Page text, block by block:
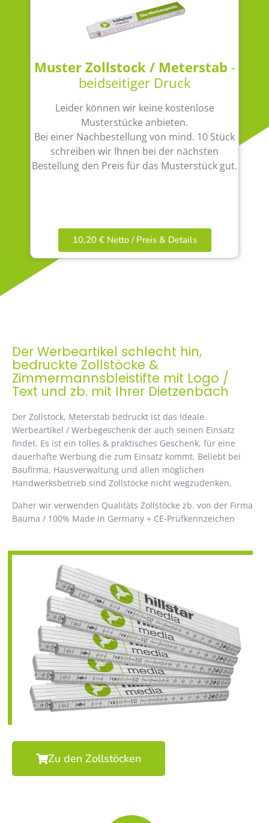
Muster Zollstock / Meterstab -
beidseitiger Druck
Leider können wir keine kostenlose
Musterstücke anbieten.
Bei einer Nachbestellung von mind. 10 Stück
schreiben wir Ihnen bei der nächsten
Bestellung den Preis für das Musterstück gut.
10,20 € Netto / Preis & Details
Der Werbeartikel schlecht hin,
bedruckte Zollstöcke &
Zimmermannsbleistifte mit Logo /
Text und zb. mit Ihrer Dietzenbach
Der Zollstock, Meterstab bedruckt ist das Ideale
Werbeartikel / Werbegeschenk der auch seinen Einsatz
findet. Es ist ein tolles & praktisches Geschenk, für eine
dauerhafte Werbung die zum Einsatz kommt. Beliebt bei
Baufirma, Hausverwaltung und allen möglichen
Handwerksbetrieb sind Zollstöcke nicht wegzudenken.
Daher wir verwenden Qualitäts Zollstöcke zb. von der Firma
Bauma / 100% Made in Germany + CE-Prüfkennzeichen
Zu den Zollstöcken